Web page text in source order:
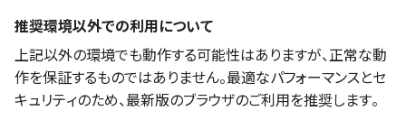
推奨環境以外での利用について
上記以外の環境でも動作する可能性はありますが、正常な動
作を保証するものではありません。最適なパフォーマンスとセ
キュリティのため、最新版のブラウザのご利用を推奨します。